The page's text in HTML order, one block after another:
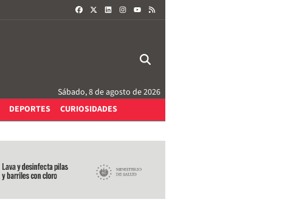
FACEBOOKLINKEDININSTAGRAM
Sábado, 8 de agosto de 2026
DEPORTES CURIOSIDADES